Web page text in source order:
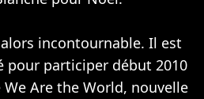
incontournable. Il est
pour participer début 2010
Are the World, nouvelle